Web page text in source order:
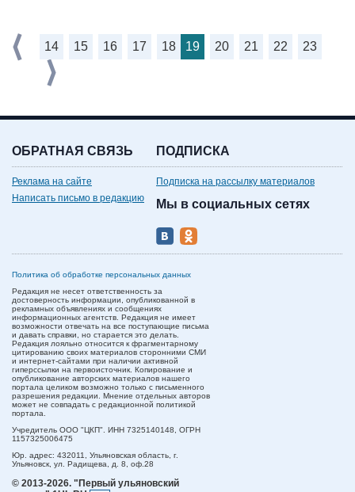
14 15 16 17 18 19 20 21 22 23
ОБРАТНАЯ СВЯЗЬ
Реклама на сайте
Написать письмо в редакцию
ПОДПИСКА
Подписка на рассылку материалов
Мы в социальных сетях
Политика об обработке персональных данных
Редакция не несет ответственность за
достоверность информации, опубликованной в
рекламных объявлениях и сообщениях
информационных агентств. Редакция не имеет
возможности отвечать на все поступающие письма
и давать справки, но старается это делать.
Редакция лояльно относится к фрагментарному
цитированию своих материалов сторонними СМИ
и интернет-сайтами при наличии активной
гиперссылки на первоисточник. Копирование и
опубликование авторских материалов нашего
портала целиком возможно только с письменного
разрешения редакции. Мнение отдельных авторов
может не совпадать с редакционной политикой
портала.
Учредитель ООО "ЦКП". ИНН 7325140148, ОГРН
1157325006475
Юр. адрес: 432011, Ульяновская область, г.
Ульяновск, ул. Радищева, д. 8, оф.28
© 2013-2026. "Первый ульяновский